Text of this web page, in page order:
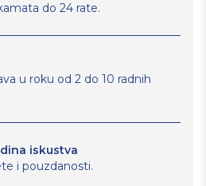
do 24 rate.
u roku od 2 do 10 radnih
iskustva
i pouzdanosti.